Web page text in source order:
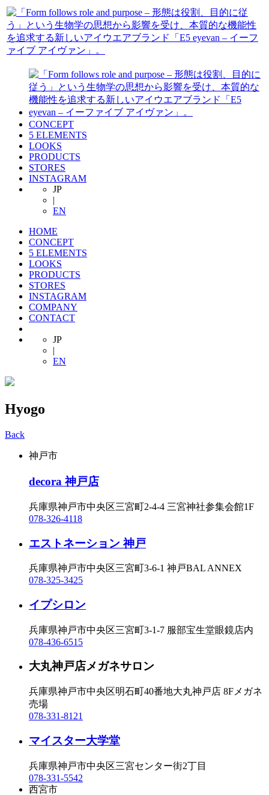
CONCEPT
5 ELEMENTS
LOOKS
PRODUCTS
STORES
INSTAGRAM
JP
|
EN
HOME
CONCEPT
5 ELEMENTS
LOOKS
PRODUCTS
STORES
INSTAGRAM
COMPANY
CONTACT
JP
|
EN
Hyogo
Back
神戸市
decora 神戸店
兵庫県神戸市中央区三宮町2-4-4 三宮神社参集会館1F
078-326-4118
エストネーション 神戸
兵庫県神戸市中央区三宮町3-6-1 神戸BAL ANNEX
078-325-3425
イプシロン
兵庫県神戸市中央区三宮町3-1-7 服部宝生堂眼鏡店内
078-436-6515
大丸神戸店メガネサロン
兵庫県神戸市中央区明石町40番地大丸神戸店 8Fメガネ
売場
078-331-8121
マイスター大学堂
兵庫県神戸市中央区三宮センター街2丁目
078-331-5542
西宮市